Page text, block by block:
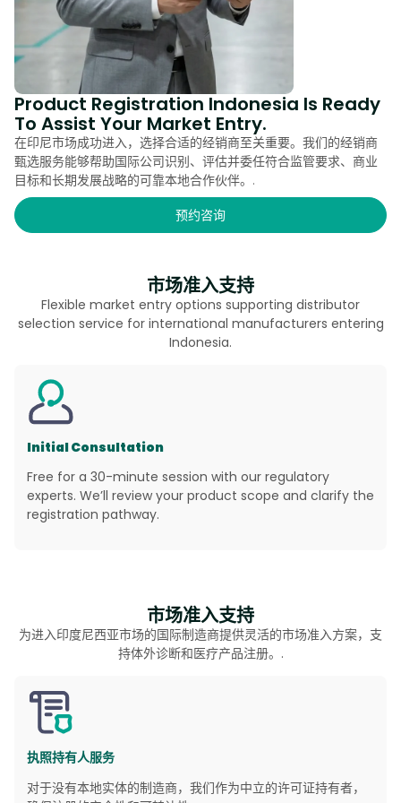
Product Registration Indonesia Is Ready
To Assist Your Market Entry.
在印尼市场成功进入，选择合适的经销商至关重要。我们的经销商
甄选服务能够帮助国际公司识别、评估并委任符合监管要求、商业
目标和长期发展战略的可靠本地合作伙伴。.
预约咨询
市场准入支持
Flexible market entry options supporting distributor
selection service for international manufacturers entering
Indonesia.
Initial Consultation
Free for a 30-minute session with our regulatory
experts. We’ll review your product scope and clarify the
registration pathway.
市场准入支持
为进入印度尼西亚市场的国际制造商提供灵活的市场准入方案，支
持体外诊断和医疗产品注册。.
执照持有人服务
对于没有本地实体的制造商，我们作为中立的许可证持有者，